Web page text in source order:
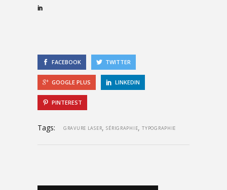
FACEBOOK TWITTER
GOOGLE PLUS LINKEDIN
PINTEREST
Tags: GRAVURE LASER,SÉRIGRAPHIE,TYPOGRAPHIE